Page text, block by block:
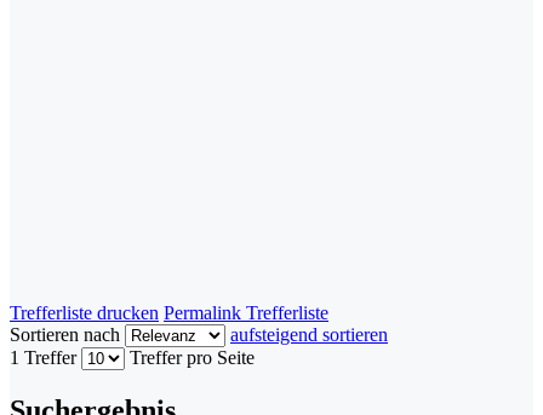
Trefferliste drucken Permalink Trefferliste
Sortieren nach
aufsteigend sortieren
1 Treffer
Treffer pro Seite